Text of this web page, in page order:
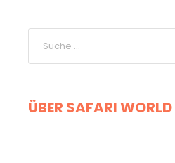
ÜBER SAFARI